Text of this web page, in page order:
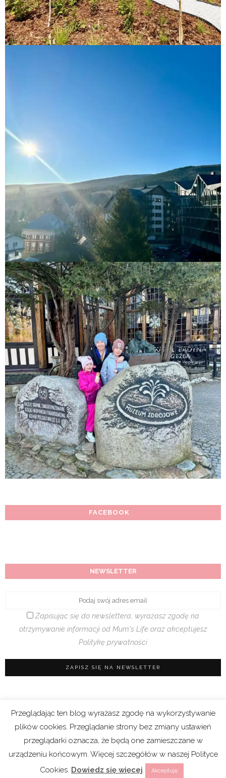
FACEBOOK
NEWSLETTER
Zapisując się do newslettera, wyrażasz zgodę na
otrzymywanie informacji od Mum's Life oraz akceptujesz
Politykę prywatności
Regulamin sklepu |Polityka prywatności (RODO)
|Cookies
Copyright 2021 © Mum’s Life. We współpracy z
Przeglądając ten blog wyrażasz zgodę na wykorzystywanie
plików cookies. Przeglądanie strony bez zmiany ustawień
przeglądarki oznacza, że będą one zamieszczane w
urządzeniu końcowym. Więcej szczegółów w naszej Polityce
Cookies. Dowiedz się więcej Akceptuję